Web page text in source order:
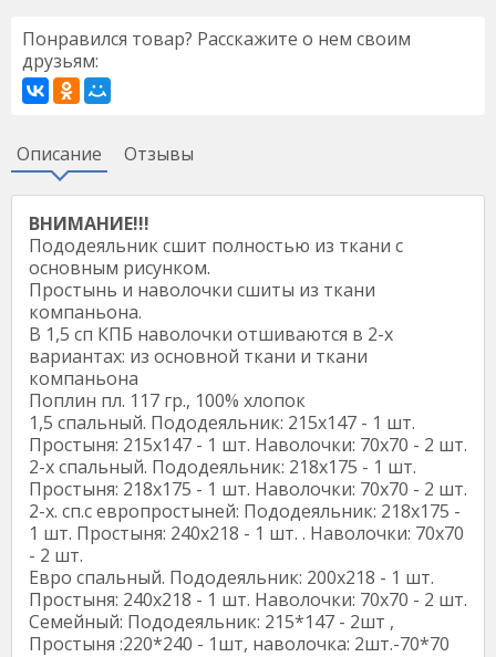
Понравился товар? Расскажите о нем своим
друзьям:
Описание Отзывы
ВНИМАНИЕ!!!
Пододеяльник сшит полностью из ткани с
основным рисунком.
Простынь и наволочки сшиты из ткани
компаньона.
В 1,5 сп КПБ наволочки отшиваются в 2-х
вариантах: из основной ткани и ткани
компаньона
Поплин пл. 117 гр., 100% хлопок
1,5 спальный. Пододеяльник: 215х147 - 1 шт.
Простыня: 215х147 - 1 шт. Наволочки: 70х70 - 2 шт.
2-х спальный. Пододеяльник: 218х175 - 1 шт.
Простыня: 218х175 - 1 шт. Наволочки: 70х70 - 2 шт.
2-х. сп.с европростыней: Пододеяльник: 218х175 -
1 шт. Простыня: 240х218 - 1 шт. . Наволочки: 70х70
- 2 шт.
Евро спальный. Пододеяльник: 200х218 - 1 шт.
Простыня: 240х218 - 1 шт. Наволочки: 70х70 - 2 шт.
Семейный: Пододеяльник: 215*147 - 2шт ,
Простыня :220*240 - 1шт, наволочка: 2шт.-70*70